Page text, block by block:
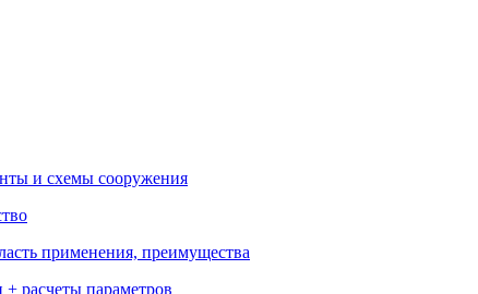
и схемы сооружения
применения, преимущества
+ расчеты параметров